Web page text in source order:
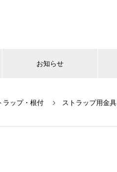
お知らせ
ラップ・根付 ストラップ用金具